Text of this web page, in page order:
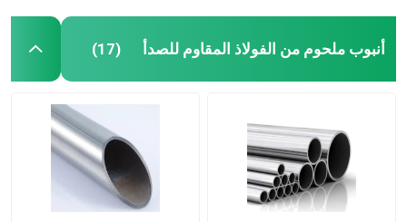
أنبوب ملحوم من الفولاذ المقاوم للصدأ (17)